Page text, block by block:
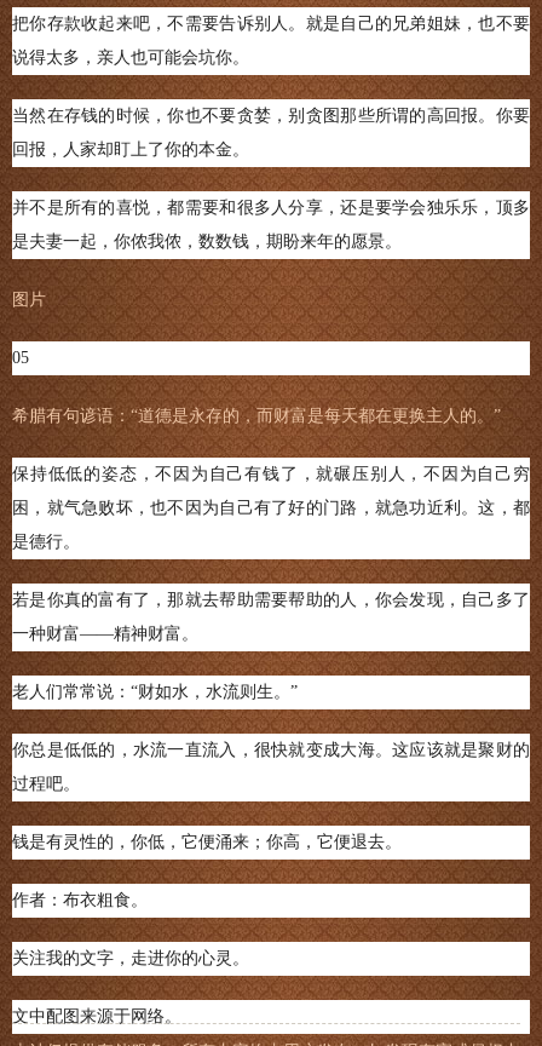
把你存款收起来吧，不需要告诉别人。就是自己的兄弟姐妹，也不要
说得太多，亲人也可能会坑你。
当然在存钱的时候，你也不要贪婪，别贪图那些所谓的高回报。你要
回报，人家却盯上了你的本金。
并不是所有的喜悦，都需要和很多人分享，还是要学会独乐乐，顶多
是夫妻一起，你侬我侬，数数钱，期盼来年的愿景。
图片
05
希腊有句谚语：“道德是永存的，而财富是每天都在更换主人的。”
保持低低的姿态，不因为自己有钱了，就碾压别人，不因为自己穷
困，就气急败坏，也不因为自己有了好的门路，就急功近利。这，都
是德行。
若是你真的富有了，那就去帮助需要帮助的人，你会发现，自己多了
一种财富——精神财富。
老人们常常说：“财如水，水流则生。”
你总是低低的，水流一直流入，很快就变成大海。这应该就是聚财的
过程吧。
钱是有灵性的，你低，它便涌来；你高，它便退去。
作者：布衣粗食。
关注我的文字，走进你的心灵。
文中配图来源于网络。